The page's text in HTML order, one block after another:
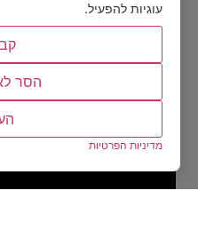
להעביר בו יום שלם בלי
עוגיות להפעיל.
הסר
מדיניות הפרטיות